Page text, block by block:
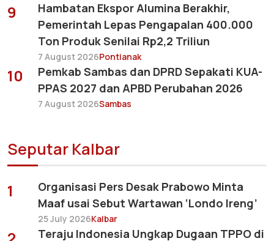
9
Hambatan Ekspor Alumina Berakhir,
Pemerintah Lepas Pengapalan 400.000
Ton Produk Senilai Rp2,2 Triliun
7 August 2026Pontianak
10
Pemkab Sambas dan DPRD Sepakati KUA-
PPAS 2027 dan APBD Perubahan 2026
7 August 2026Sambas
Seputar Kalbar
1
Organisasi Pers Desak Prabowo Minta
Maaf usai Sebut Wartawan ‘Londo Ireng’
25 July 2026Kalbar
Teraju Indonesia Ungkap Dugaan TPPO di